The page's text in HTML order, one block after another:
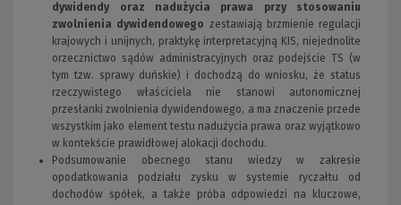
dywidendy oraz nadużycia prawa przy stosowaniu
zwolnienia dywidendowego zestawiają brzmienie regulacji
krajowych i unijnych, praktykę interpretacyjną KIS, niejednolite
orzecznictwo sądów administracyjnych oraz podejście TS (w
tym tzw. sprawy duńskie) i dochodzą do wniosku, że status
rzeczywistego właściciela nie stanowi autonomicznej
przesłanki zwolnienia dywidendowego, a ma znaczenie przede
wszystkim jako element testu nadużycia prawa oraz wyjątkowo
w kontekście prawidłowej alokacji dochodu.
Podsumowanie obecnego stanu wiedzy w zakresie
opodatkowania podziału zysku w systemie ryczałtu od
dochodów spółek, a także próba odpowiedzi na kluczowe,